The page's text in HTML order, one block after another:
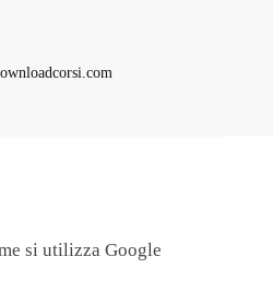
si utilizza Google